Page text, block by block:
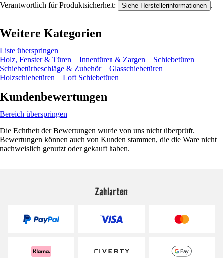
Verantwortlich für Produktsicherheit: Siehe Herstellerinformationen .
Weitere Kategorien
Liste überspringen
Holz, Fenster & Türen
Innentüren & Zargen
Schiebetüren
Schiebetürbeschläge & Zubehör
Glasschiebetüren
Holzschiebetüren
Loft Schiebetüren
Kundenbewertungen
Bereich überspringen
Die Echtheit der Bewertungen wurde von uns nicht überprüft.
Bewertungen können auch von Kunden stammen, die die Ware nicht
nachweislich genutzt oder gekauft haben.
Zahlarten